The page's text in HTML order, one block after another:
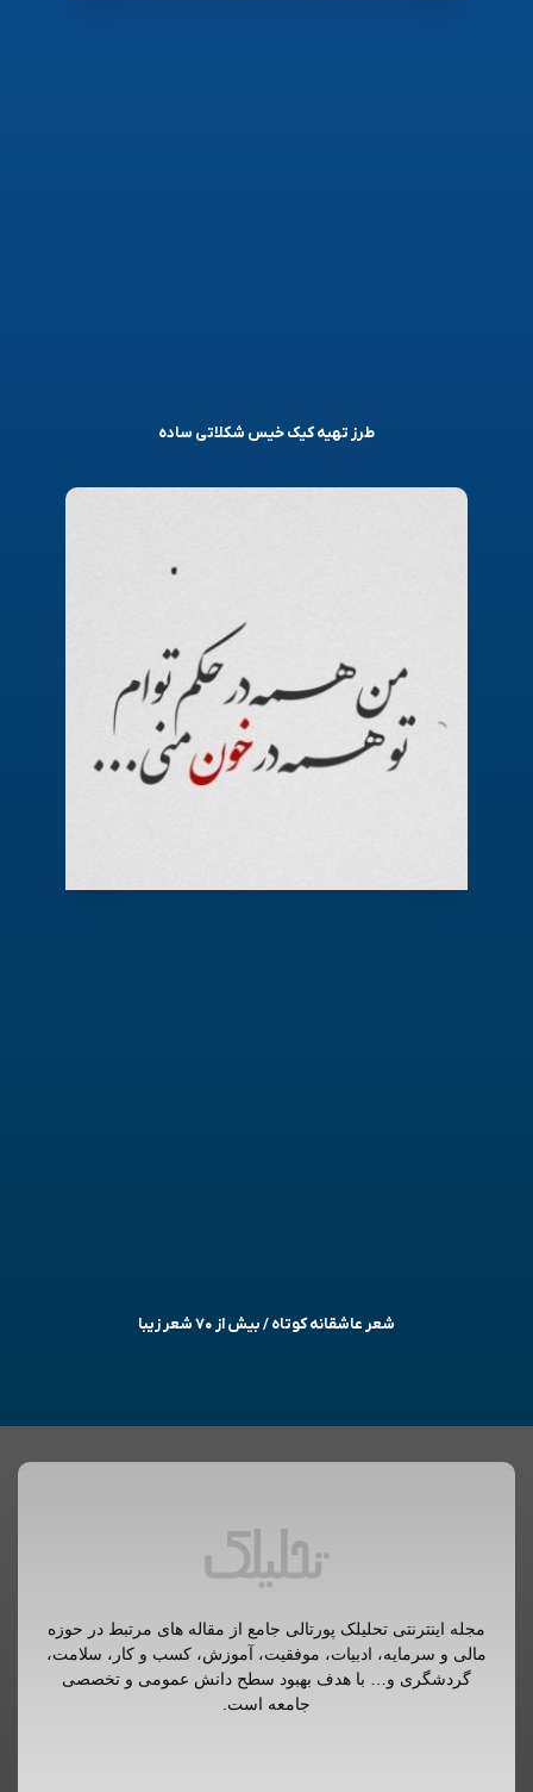
طرز تهیه کیک خیس شکلاتی ساده
شعر عاشقانه کوتاه / بیش از ۷۰ شعر زیبا
مجله اینترنتی تحلیلک پورتالی جامع از مقاله های مرتبط در حوزه
مالی و سرمایه، ادبیات، موفقیت، آموزش، کسب و کار، سلامت،
گردشگری و… با هدف بهبود سطح دانش عمومی و تخصصی
جامعه است.